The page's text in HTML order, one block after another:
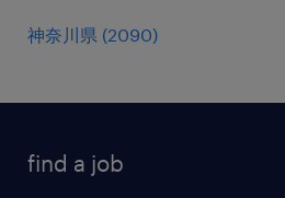
神奈川県 (2090)
find a job